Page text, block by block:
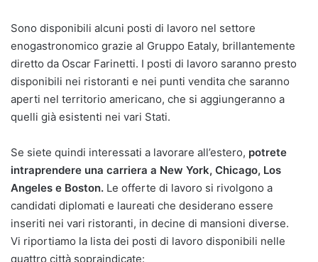
Sono disponibili alcuni posti di lavoro nel settore
enogastronomico grazie al Gruppo Eataly, brillantemente
diretto da Oscar Farinetti. I posti di lavoro saranno presto
disponibili nei ristoranti e nei punti vendita che saranno
aperti nel territorio americano, che si aggiungeranno a
quelli già esistenti nei vari Stati.
Se siete quindi interessati a lavorare all’estero, potrete
intraprendere una carriera a New York, Chicago, Los
Angeles e Boston. Le offerte di lavoro si rivolgono a
candidati diplomati e laureati che desiderano essere
inseriti nei vari ristoranti, in decine di mansioni diverse.
Vi riportiamo la lista dei posti di lavoro disponibili nelle
quattro città sopraindicate: